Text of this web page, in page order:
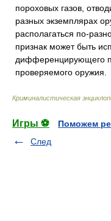
пороховых газов,
разных экземплярах
располагаться по-
признак может быть
дифференцирующего
проверяемого оружия.
Криминалистическая
Игры ⚽
Поможем
След